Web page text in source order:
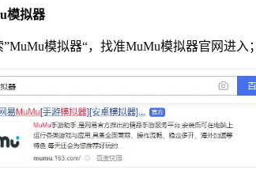
模拟器
模拟器“，找准MuMu模拟器官网进入；